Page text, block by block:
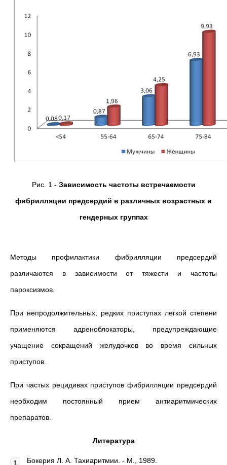
Рис. 1 - Зависимость частоты встречаемости
фибрилляции предсердий в различных возрастных и
гендерных группах
Методы профилактики фибрилляции предсердий
различаются в зависимости от тяжести и частоты
пароксизмов.
При непродолжительных, редких приступах легкой степени
применяются адреноблокаторы, предупреждающие
учащение сокращений желудочков во время сильных
приступов.
При частых рецидивах приступов фибрилляции предсердий
необходим постоянный прием антиаритмических
препаратов.
Литература
Бокерия Л. А. Тахиаритмии. - М., 1989.